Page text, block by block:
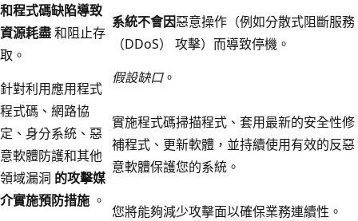
和程式碼缺陷導致
資源耗盡和阻止存
取。
系統不會因惡意操作（例如分散式阻斷服務
（DDoS） 攻擊）而導致停機。
針對利用應用程式
程式碼、網路協
定、身分系統、惡
意軟體防護和其他
領域漏洞 的攻擊媒
介實施預防措施 。
假設缺口。
實施程式碼掃描程式、套用最新的安全性修
補程式、更新軟體，並持續使用有效的反惡
意軟體保護您的系統。
您將能夠減少攻擊面以確保業務連續性。